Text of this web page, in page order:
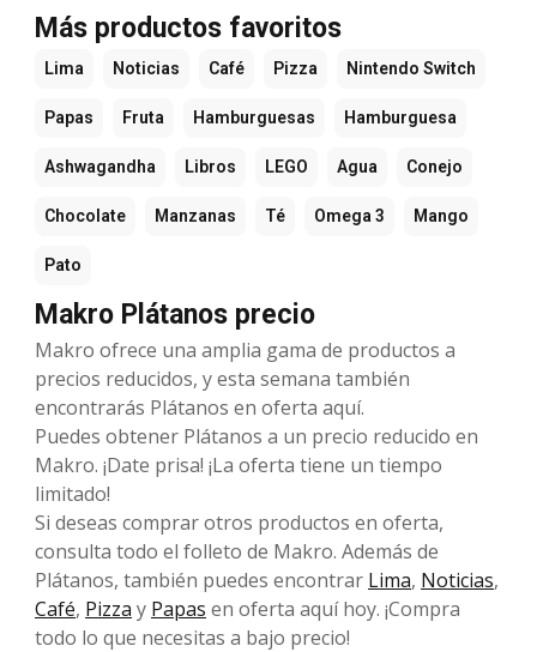
Más productos favoritos
Lima Noticias Café Pizza Nintendo Switch
Papas Fruta Hamburguesas Hamburguesa
Ashwagandha Libros LEGO Agua Conejo
Chocolate Manzanas Té Omega 3 Mango
Pato
Makro Plátanos precio
Makro ofrece una amplia gama de productos a
precios reducidos, y esta semana también
encontrarás Plátanos en oferta aquí.
Puedes obtener Plátanos a un precio reducido en
Makro. ¡Date prisa! ¡La oferta tiene un tiempo
limitado!
Si deseas comprar otros productos en oferta,
consulta todo el folleto de Makro. Además de
Plátanos, también puedes encontrar Lima, Noticias,
Café, Pizza y Papas en oferta aquí hoy. ¡Compra
todo lo que necesitas a bajo precio!